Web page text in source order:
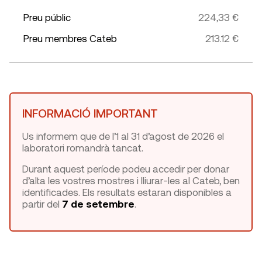
Preu públic
224,33 €
Preu membres Cateb
213.12 €
INFORMACIÓ IMPORTANT
Us informem que de l’1 al 31 d’agost de 2026 el
laboratori romandrà tancat.
Durant aquest període podeu accedir per donar
d’alta les vostres mostres i lliurar-les al Cateb, ben
identificades. Els resultats estaran disponibles a
partir del 7 de setembre.